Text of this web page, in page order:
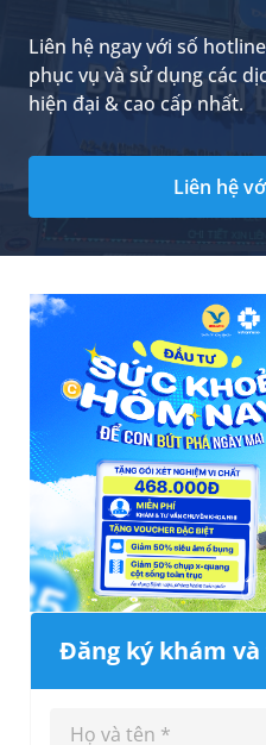
Liên hệ ngay với số
phục vụ và sử dụng các
hiện đại & cao cấp nhất.
Liên hệ
Đăng ký khám